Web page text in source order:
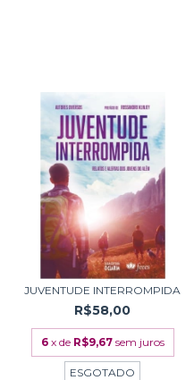
JUVENTUDE INTERROMPIDA
R$58,00
6 x de R$9,67 sem juros
ESGOTADO